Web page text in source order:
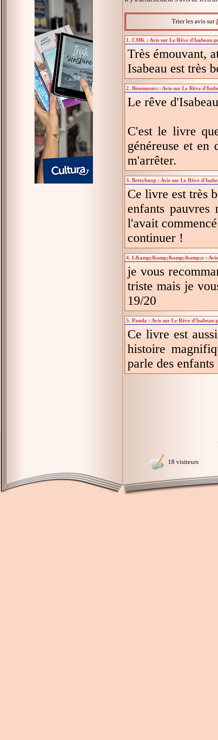
Trier les avis sur
1. CMK : Avis sur Le Rêve d'Isabeau
Très émouvant,
Isabeau est très
2. Bisounours : Avis sur Le Rêve
Le rêve
C'est le livre
généreuse et
m'arrêter.
3. Bettyboop : Avis sur Le Rêve
Ce livre est très
enfants
l'avait
continuer !
4. L&amp;&amp;&amp;&amp;e : Avis
je vous
triste mais je
19/20
5. Panda : Avis sur Le Rêve d'Isabeau
Ce livre est
histoire
parle des
18 visiteurs